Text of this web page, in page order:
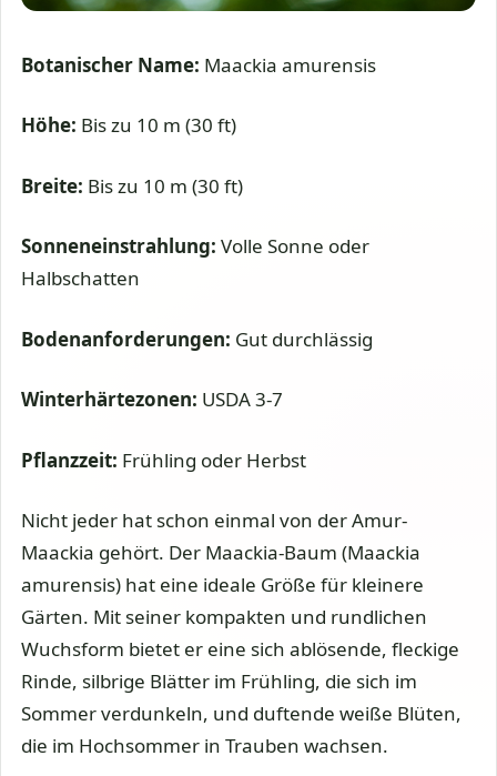
Botanischer Name: Maackia amurensis
Höhe: Bis zu 10 m (30 ft)
Breite: Bis zu 10 m (30 ft)
Sonneneinstrahlung: Volle Sonne oder
Halbschatten
Bodenanforderungen: Gut durchlässig
Winterhärtezonen: USDA 3-7
Pflanzzeit: Frühling oder Herbst
Nicht jeder hat schon einmal von der Amur-
Maackia gehört. Der Maackia-Baum (Maackia
amurensis) hat eine ideale Größe für kleinere
Gärten. Mit seiner kompakten und rundlichen
Wuchsform bietet er eine sich ablösende, fleckige
Rinde, silbrige Blätter im Frühling, die sich im
Sommer verdunkeln, und duftende weiße Blüten,
die im Hochsommer in Trauben wachsen.